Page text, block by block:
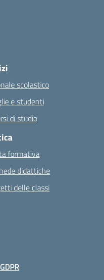
scolastico
e studenti
di studio
formativa
didattiche
delle classi
GDPR